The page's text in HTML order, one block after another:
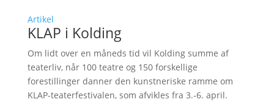
Artikel
KLAP i Kolding
Om lidt over en måneds tid vil Kolding summe af
teaterliv, når 100 teatre og 150 forskellige
forestillinger danner den kunstneriske ramme om
KLAP-teaterfestivalen, som afvikles fra 3.-6. april.